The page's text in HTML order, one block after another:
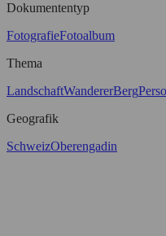
Dokumententyp
FotografieFotoalbum
Thema
LandschaftWandererBerg
Geografik
SchweizOberengadin